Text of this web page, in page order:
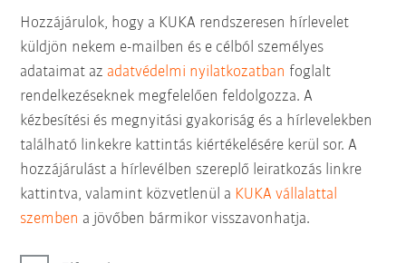
Hozzájárulok, hogy a KUKA rendszeresen hírlevelet
küldjön nekem e-mailben és e célból személyes
adataimat az adatvédelmi nyilatkozatban foglalt
rendelkezéseknek megfelelően feldolgozza. A
kézbesítési és megnyitási gyakoriság és a hírlevelekben
található linkekre kattintás kiértékelésére kerül sor. A
hozzájárulást a hírlevélben szereplő leiratkozás linkre
kattintva, valamint közvetlenül a KUKA vállalattal
szemben a jövőben bármikor visszavonhatja.